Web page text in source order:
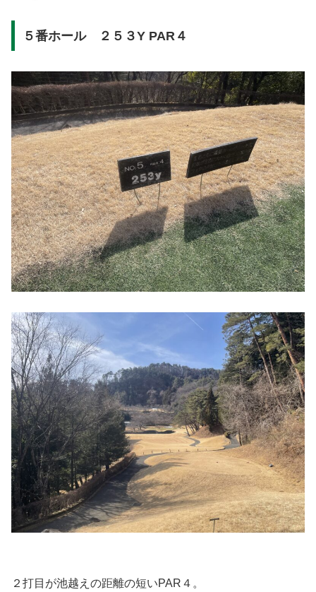
５番ホール ２５３Y PAR４
２打目が池越えの距離の短いPAR４。